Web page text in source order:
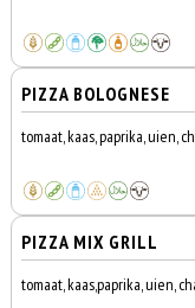
PIZZA BOLOGNESE
tomaat, kaas, paprika, uien,
PIZZA MIX GRILL
tomaat, kaas,paprika, uien,